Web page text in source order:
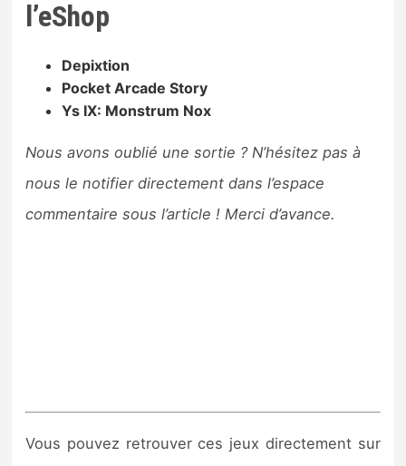
l’eShop
Depixtion
Pocket Arcade Story
Ys IX: Monstrum Nox
Nous avons oublié une sortie ? N’hésitez pas à
nous le notifier directement dans l’espace
commentaire sous l’article ! Merci d’avance.
Vous pouvez retrouver ces jeux directement sur